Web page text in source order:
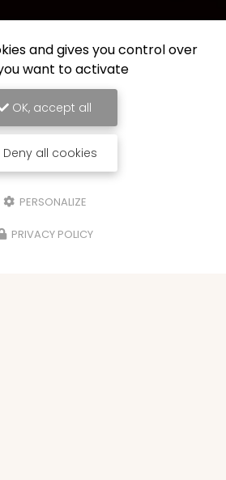
and gives you control over
want to activate
OK, accept all
Deny all cookies
PERSONALIZE
PRIVACY POLICY